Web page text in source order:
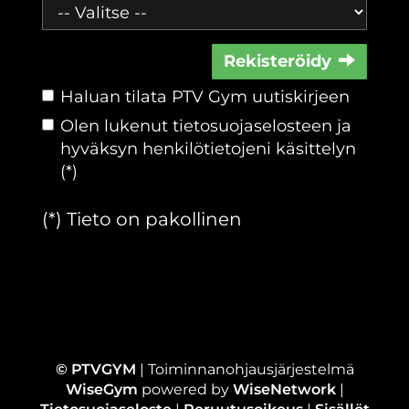
Rekisteröidy
Haluan tilata PTV Gym uutiskirjeen
Olen lukenut tietosuojaselosteen ja
hyväksyn henkilötietojeni käsittelyn
(*)
(*) Tieto on pakollinen
© PTVGYM | Toiminnanohjausjärjestelmä
WiseGym powered by WiseNetwork|